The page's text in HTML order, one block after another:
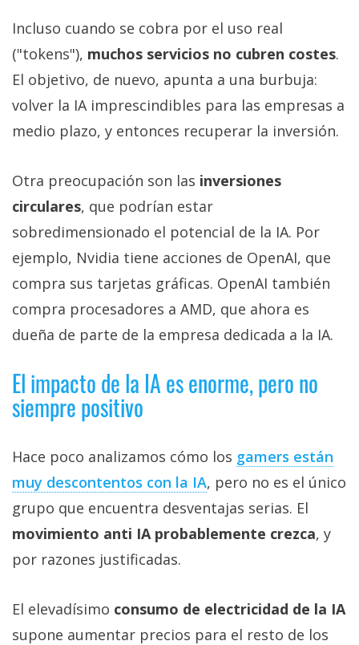
Incluso cuando se cobra por el uso real
("tokens"), muchos servicios no cubren costes.
El objetivo, de nuevo, apunta a una burbuja:
volver la IA imprescindibles para las empresas a
medio plazo, y entonces recuperar la inversión.
Otra preocupación son las inversiones
circulares, que podrían estar
sobredimensionado el potencial de la IA. Por
ejemplo, Nvidia tiene acciones de OpenAI, que
compra sus tarjetas gráficas. OpenAI también
compra procesadores a AMD, que ahora es
dueña de parte de la empresa dedicada a la IA.
El impacto de la IA es enorme, pero no
siempre positivo
Hace poco analizamos cómo los gamers están
muy descontentos con la IA‎, pero no es el único
grupo que encuentra desventajas serias. El
movimiento anti IA probablemente crezca, y
por razones justificadas.
El elevadísimo consumo de electricidad de la IA
supone aumentar precios para el resto de los